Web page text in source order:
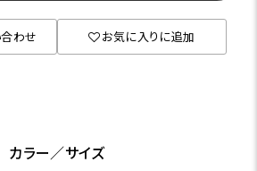
わせ お気に入りに追加
カラー／サイズ